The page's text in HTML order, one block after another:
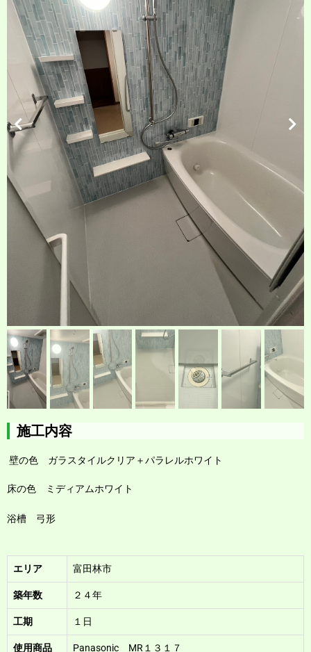
施工内容
壁の色 ガラスタイルクリア ＋パラレルホワイト
床の色 ミディアムホワイト
浴槽 弓形
エリア 富田林市
築年数 ２４年
工期 １日
使用商品 Panasonic MR１３１７